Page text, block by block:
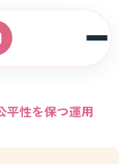
平性を保つ運用